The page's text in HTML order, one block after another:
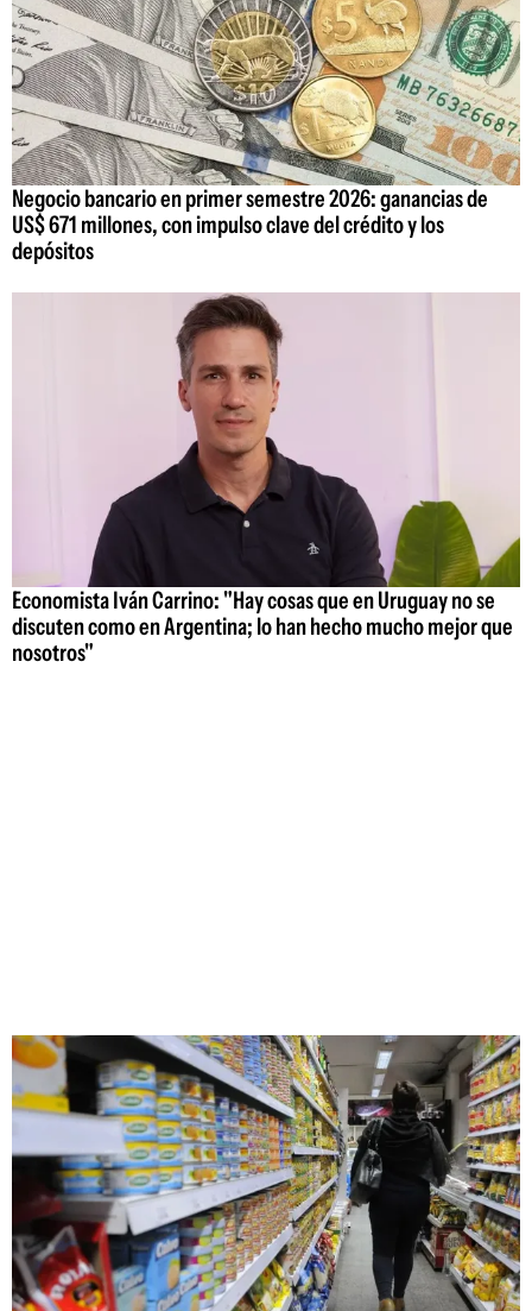
Negocio bancario en primer semestre 2026: ganancias de
US$ 671 millones, con impulso clave del crédito y los
depósitos
Economista Iván Carrino: "Hay cosas que en Uruguay no se
discuten como en Argentina; lo han hecho mucho mejor que
nosotros"